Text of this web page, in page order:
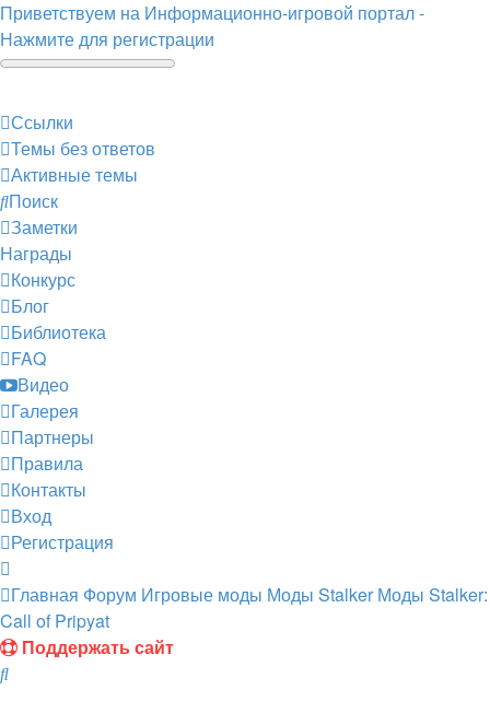
Приветствуем на Информационно-игровой портал -
Нажмите для регистрации
Ссылки
Темы без ответов
Активные темы
Поиск
Заметки
Награды
Конкурс
Блог
Библиотека
FAQ
Видео
Галерея
Партнеры
Правила
Контакты
Вход
Регистрация
Главная Форум Игровые моды Моды Stalker Моды Stalker:
Call of Pripyat
Поддержать сайт
Поиск